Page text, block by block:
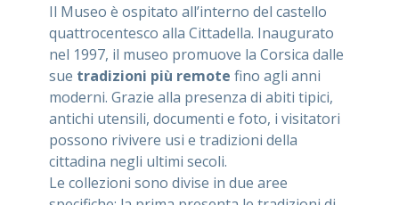
Il Museo è ospitato all’interno del castello
quattrocentesco alla Cittadella. Inaugurato
nel 1997, il museo promuove la Corsica dalle
sue tradizioni più remote fino agli anni
moderni. Grazie alla presenza di abiti tipici,
antichi utensili, documenti e foto, i visitatori
possono rivivere usi e tradizioni della
cittadina negli ultimi secoli.
Le collezioni sono divise in due aree